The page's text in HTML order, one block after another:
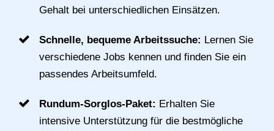
Gehalt bei unterschiedlichen Einsätzen.
Schnelle, bequeme Arbeitssuche: Lernen Sie
verschiedene Jobs kennen und finden Sie ein
passendes Arbeitsumfeld.
Rundum-Sorglos-Paket: Erhalten Sie
intensive Unterstützung für die bestmögliche